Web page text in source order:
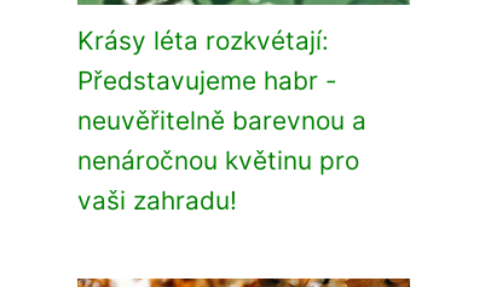
Krásy léta rozkvétají:
Představujeme habr -
neuvěřitelně barevnou a
nenáročnou květinu pro
vaši zahradu!